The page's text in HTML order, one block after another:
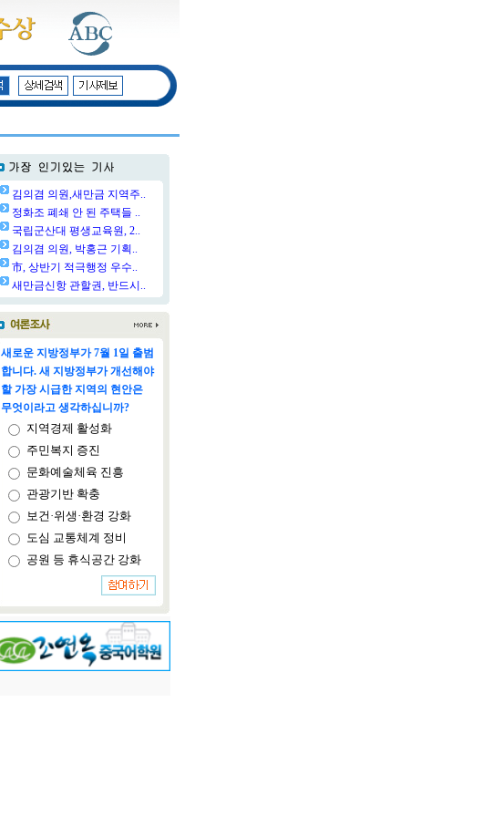
김의겸 의원,새만금 지역주..
정화조 폐쇄 안 된 주택들 ..
국립군산대 평생교육원, 2..
김의겸 의원, 박홍근 기획..
市, 상반기 적극행정 우수..
새만금신항 관할권, 반드시..
새로운 지방정부가 7월 1일 출범
합니다. 새 지방정부가 개선해야
할 가장 시급한 지역의 현안은
무엇이라고 생각하십니까?
지역경제 활성화
주민복지 증진
문화예술체육 진흥
관광기반 확충
보건·위생·환경 강화
도심 교통체계 정비
공원 등 휴식공간 강화